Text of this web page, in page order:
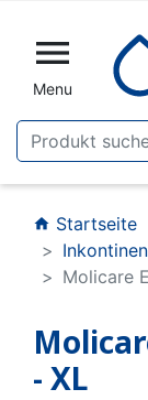

Menu
home Startseite
Molicare
- XL